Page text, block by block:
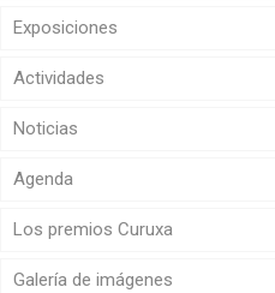
Exposiciones
Actividades
Noticias
Agenda
Los premios Curuxa
Galería de imágenes